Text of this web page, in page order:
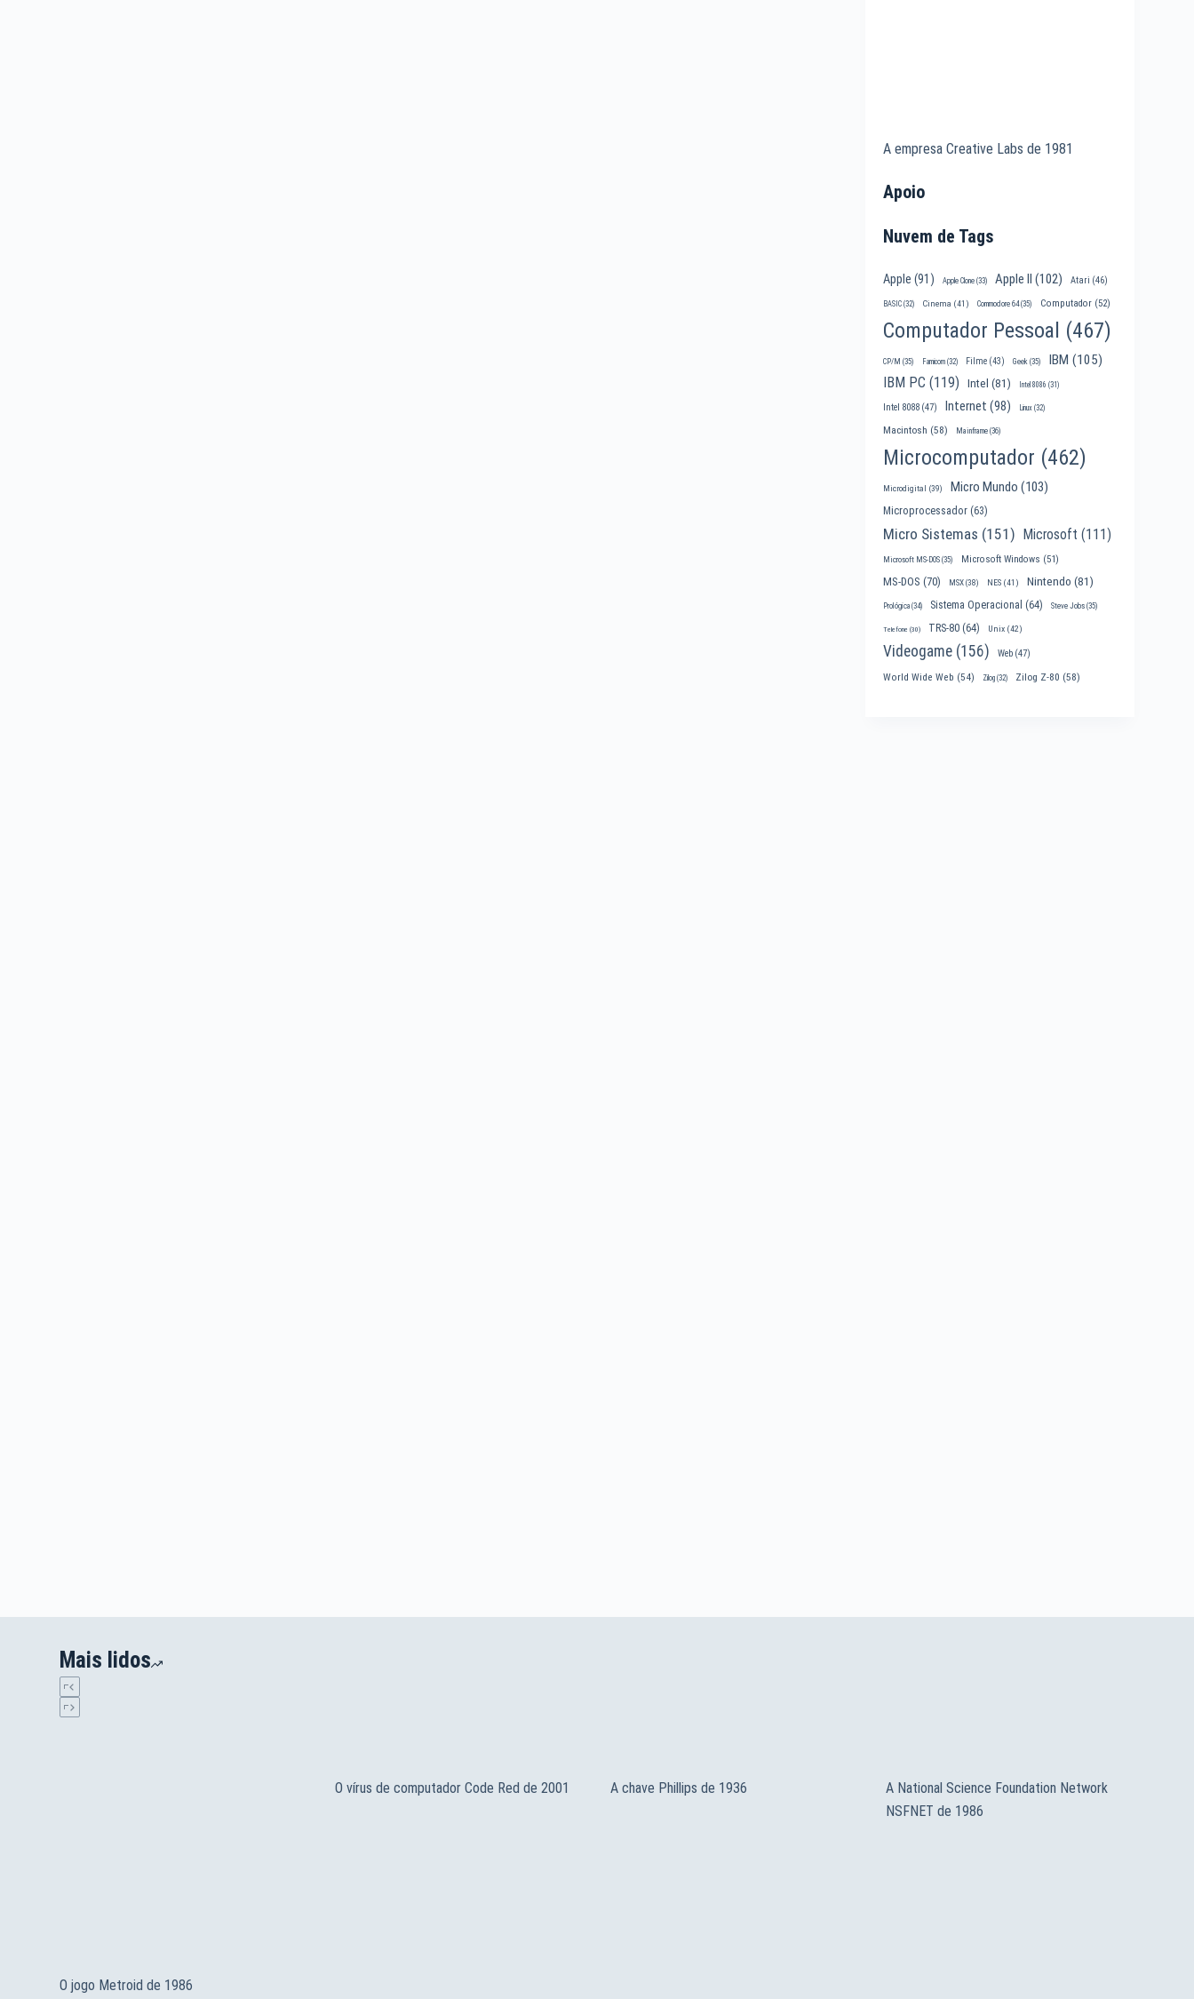
A empresa Creative Labs de 1981
Apoio
Nuvem de Tags
Apple (91) Apple Clone (33) Apple II (102) Atari (46)
BASIC (32) Cinema (41) Commodore 64(35) Computador (52)
Computador Pessoal (467)
CP/M (35) Famicom (32) Filme (43) Geek (35) IBM (105)
IBM PC (119) Intel (81) Intel 8086 (31)
Intel 8088 (47) Internet (98) Linux (32)
Macintosh (58) Mainframe (36)
Microcomputador (462)
Microdigital (39) Micro Mundo (103)
Microprocessador (63)
Micro Sistemas (151) Microsoft (111)
Microsoft MS-DOS (35) Microsoft Windows (51)
MS-DOS (70) MSX(38) NES (41) Nintendo (81)
Prológica (34) Sistema Operacional (64) Steve Jobs (35)
Telefone (30) TRS-80 (64) Unix (42)
Videogame (156) Web (47)
World Wide Web (54) Zilog (32) Zilog Z-80 (58)
Mais lidos
O vírus de computador Code Red de 2001 A chave Phillips de 1936
A National Science Foundation Network
NSFNET de 1986
O jogo Metroid de 1986